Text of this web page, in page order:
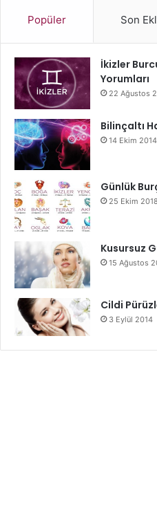
Popüler Son
İkizler
Yorumları
22 Ağustos
Bilinçaltı
14 Ekim 2014
Günlük
25 Ekim 2018
Kusursuz
15 Ağustos
Cildi
3 Eylül 2014